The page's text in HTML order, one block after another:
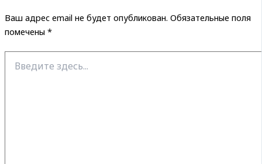
Ваш адрес email не будет опубликован. Обязательные поля
помечены *
здесь...